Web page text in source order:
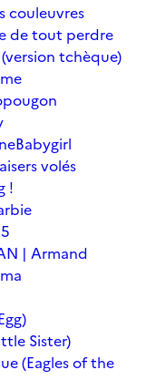
couleuvres
de tout perdre
tchèque)
Babygirl
volés
!
| Armand
Sister)
(Eagles of the